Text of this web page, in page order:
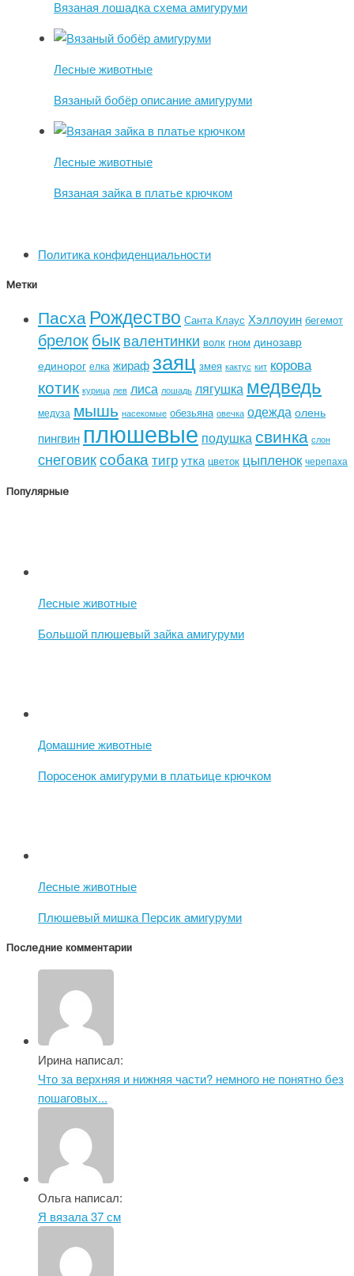
Вязаная лошадка схема амигуруми
Лесные животные
Вязаный бобёр описание амигуруми
Лесные животные
Вязаная зайка в платье крючком
Политика конфиденциальности
Метки
ПасхаРождество Санта Клаус Хэллоуин бегемот
брелокбыквалентинки волк гном динозавр
единорог елка жирафзаяц змея кактус кит корова
котик курица лев лиса лошадь лягушка медведь
медуза мышь насекомые обезьяна овечка одежда олень
пингвин плюшевые подушка свинка слон
снеговиксобака тигрутка цветок цыпленок черепаха
Популярные
Лесные животные
Большой плюшевый зайка амигуруми
Домашние животные
Поросенок амигуруми в платьице крючком
Лесные животные
Плюшевый мишка Персик амигуруми
Последние комментарии
Ирина написал:
Что за верхняя и нижняя части? немного не понятно без
пошаговых...
Ольга написал:
Я вязала 37 см